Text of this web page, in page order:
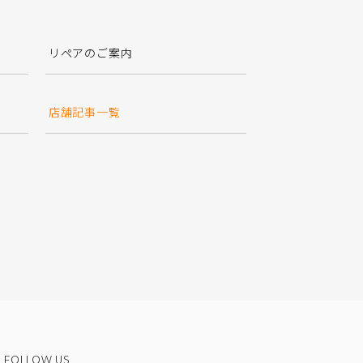
リペアのご案内
店舗記事一覧
FOLLOW US